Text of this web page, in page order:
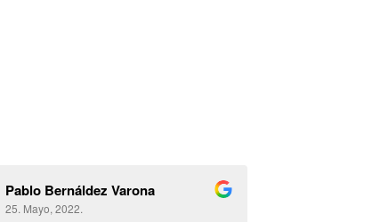
Pablo Bernáldez Varona
25. Mayo, 2022.